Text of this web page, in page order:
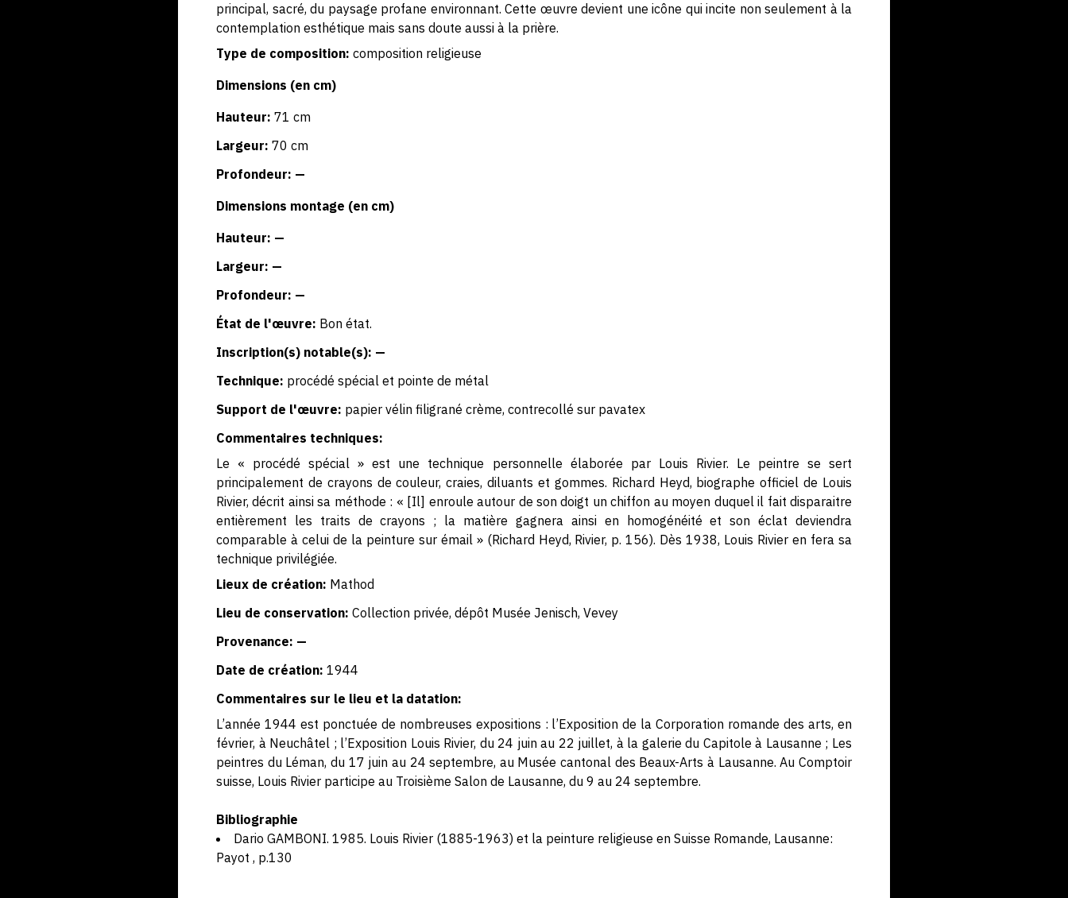
principal, sacré, du paysage profane environnant. Cette œuvre devient une icône qui incite non seulement à la
contemplation esthétique mais sans doute aussi à la prière.
Type de composition: composition religieuse
Dimensions (en cm)
Hauteur: 71 cm
Largeur: 70 cm
Profondeur: —
Dimensions montage (en cm)
Hauteur: —
Largeur: —
Profondeur: —
État de l'œuvre: Bon état.
Inscription(s) notable(s): —
Technique: procédé spécial et pointe de métal
Support de l'œuvre: papier vélin filigrané crème, contrecollé sur pavatex
Commentaires techniques:
Le « procédé spécial » est une technique personnelle élaborée par Louis Rivier. Le peintre se sert
principalement de crayons de couleur, craies, diluants et gommes. Richard Heyd, biographe officiel de Louis
Rivier, décrit ainsi sa méthode : « [Il] enroule autour de son doigt un chiffon au moyen duquel il fait disparaitre
entièrement les traits de crayons ; la matière gagnera ainsi en homogénéité et son éclat deviendra
comparable à celui de la peinture sur émail » (Richard Heyd, Rivier, p. 156). Dès 1938, Louis Rivier en fera sa
technique privilégiée.
Lieux de création: Mathod
Lieu de conservation: Collection privée, dépôt Musée Jenisch, Vevey
Provenance: —
Date de création: 1944
Commentaires sur le lieu et la datation:
L’année 1944 est ponctuée de nombreuses expositions : l’Exposition de la Corporation romande des arts, en
février, à Neuchâtel ; l’Exposition Louis Rivier, du 24 juin au 22 juillet, à la galerie du Capitole à Lausanne ; Les
peintres du Léman, du 17 juin au 24 septembre, au Musée cantonal des Beaux-Arts à Lausanne. Au Comptoir
suisse, Louis Rivier participe au Troisième Salon de Lausanne, du 9 au 24 septembre.
Bibliographie
Dario GAMBONI. 1985. Louis Rivier (1885-1963) et la peinture religieuse en Suisse Romande, Lausanne:
Payot , p.130